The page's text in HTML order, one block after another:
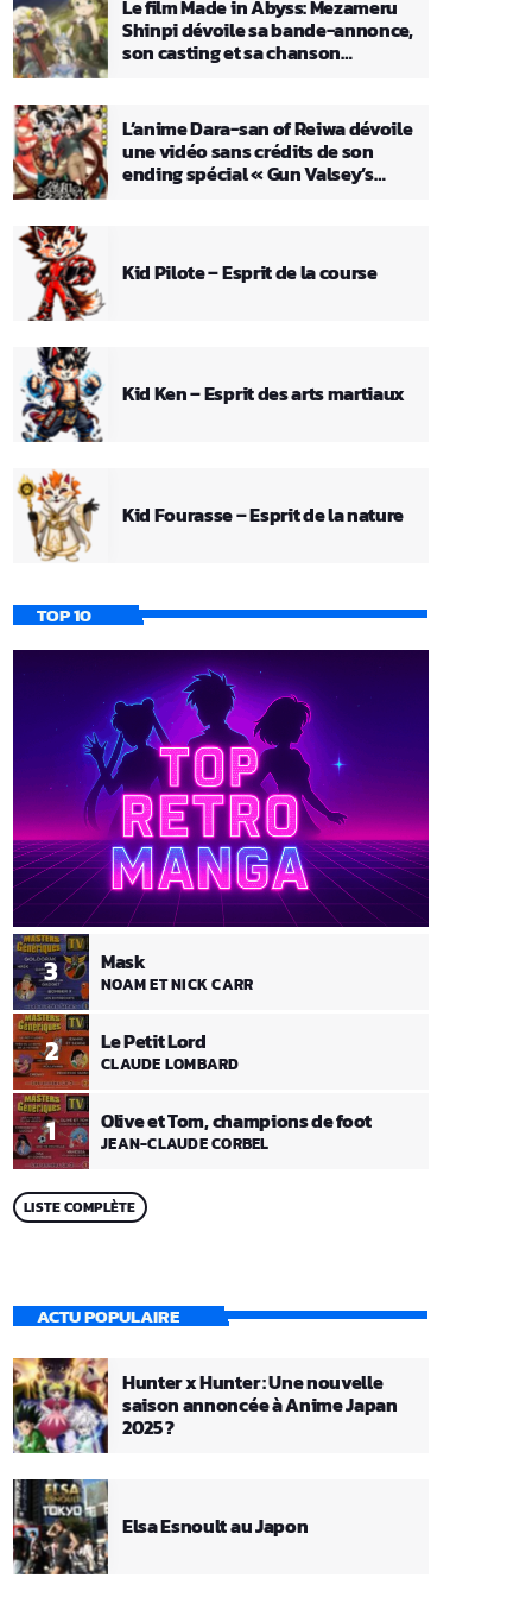
Le film Made in Abyss: Mezameru
Shinpi dévoile sa bande-annonce,
son casting et sa chanson
L’anime Dara-san of Reiwa dévoile
une vidéo sans crédits de son
ending spécial « Gun Valsey’s
Kid Pilote – Esprit de la course
Kid Ken – Esprit des arts martiaux
Kid Fourasse – Esprit de la nature
TOP 10
1 Olive et Tom, champions de foot
JEAN-CLAUDE CORBEL
2 Le Petit Lord
CLAUDE LOMBARD
3 Mask
NOAM ET NICK CARR
LISTE COMPLÈTE
ACTU POPULAIRE
Hunter x Hunter : Une nouvelle
saison annoncée à Anime Japan
2025 ?
Elsa Esnoult au Japon